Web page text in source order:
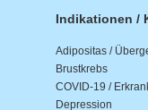
Indikationen /
Adipositas /
Brustkrebs
COVID-19 /
Depression